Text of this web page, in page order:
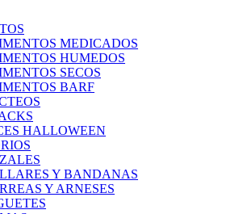
MEDICADOS
HUMEDOS
SECOS
BARF
HALLOWEEN
Y BANDANAS
Y ARNESES